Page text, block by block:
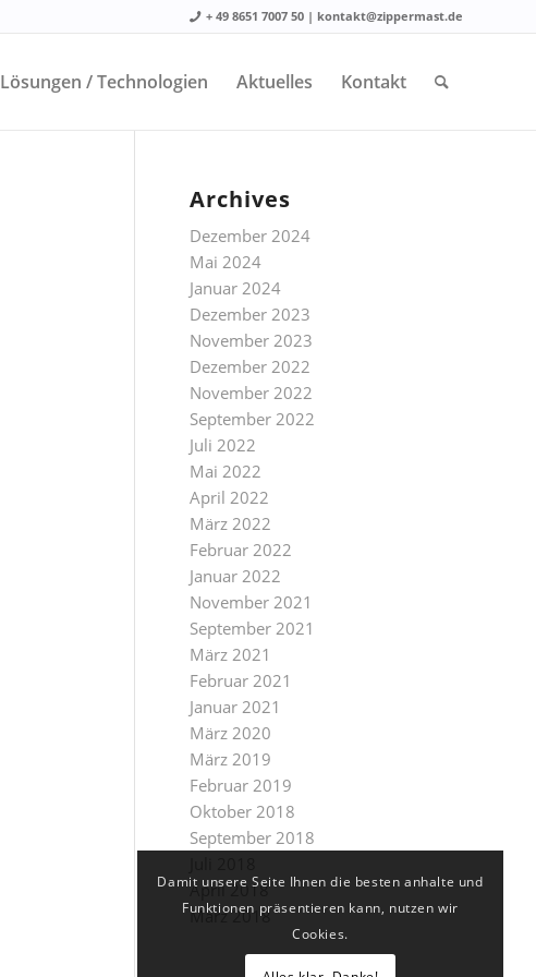
+ 49 8651 7007 50 | kontakt@zippermast.de
Lösungen / Technologien Aktuelles Kontakt
Archives
Dezember 2024
Mai 2024
Januar 2024
Dezember 2023
November 2023
Dezember 2022
November 2022
September 2022
Juli 2022
Mai 2022
April 2022
März 2022
Februar 2022
Januar 2022
November 2021
September 2021
März 2021
Februar 2021
Januar 2021
März 2020
März 2019
Februar 2019
Oktober 2018
September 2018
April 2018
März 2018
Damit unsere Seite Ihnen die besten anhalte und
Funktionen präsentieren kann, nutzen wir
Cookies.